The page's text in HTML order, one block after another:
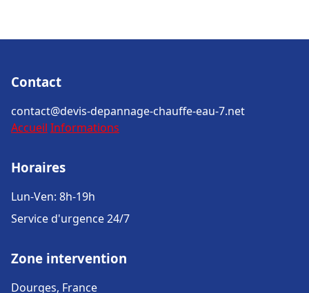
Contact
contact@devis-depannage-chauffe-eau-7.net
Accueil Informations
Horaires
Lun-Ven: 8h-19h
Service d'urgence 24/7
Zone intervention
Dourges, France